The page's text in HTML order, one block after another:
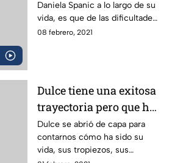
batallas, pruebas,
luchas y milagros. | En
Sus Batallas
Daniela Spanic a lo largo de su
vida, es que de las dificultades
nacen los milagros; para
08 febrero, 2021
Dulce tiene una exitosa
trayectoria pero que ha
estado llena de batallas
que ha librado
valientemente. | En Sus
Dulce se abrió de capa para
contarnos cómo ha sido su
vida, sus tropiezos, sus